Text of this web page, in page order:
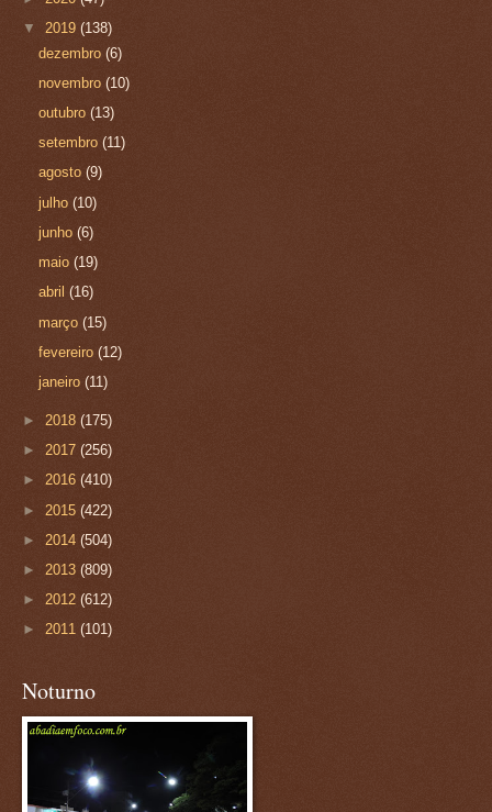
▼ 2019 (138)
dezembro(6)
novembro(10)
outubro(13)
setembro(11)
agosto(9)
julho(10)
junho(6)
maio(19)
abril(16)
março(15)
fevereiro(12)
janeiro(11)
► 2018 (175)
► 2017 (256)
► 2016 (410)
► 2015 (422)
► 2014 (504)
► 2013 (809)
► 2012 (612)
► 2011 (101)
Noturno